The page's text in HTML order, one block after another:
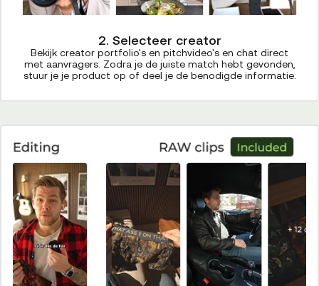
2. Selecteer creator
Bekijk creator portfolio's en pitchvideo's en chat direct
met aanvragers. Zodra je de juiste match hebt gevonden,
stuur je je product op of deel je de benodigde informatie.